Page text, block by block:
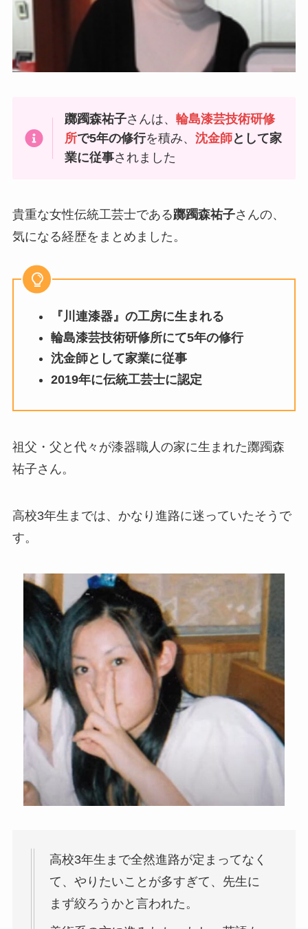
躑躅森祐子さんは、輪島漆芸技術研修
所で5年の修行を積み、沈金師として家
業に従事されました
貴重な女性伝統工芸士である躑躅森祐子さんの、
気になる経歴をまとめました。
『川連漆器』の工房に生まれる
輪島漆芸技術研修所にて5年の修行
沈金師として家業に従事
2019年に伝統工芸士に認定
祖父・父と代々が漆器職人の家に生まれた躑躅森
祐子さん。
高校3年生までは、かなり進路に迷っていたそうで
す。
高校3年生まで全然進路が定まってなく
て、やりたいことが多すぎて、先生に
まず絞ろうかと言われた。